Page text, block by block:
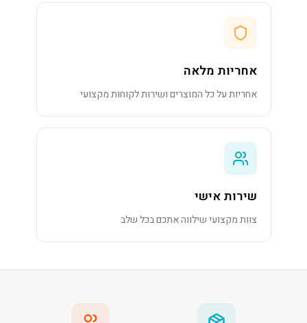
אחריות מלאה
אחריות על כל המוצרים ושירות לקוחות מקצועי
שירות אישי
צוות מקצועי שילווה אתכם בכל שלב